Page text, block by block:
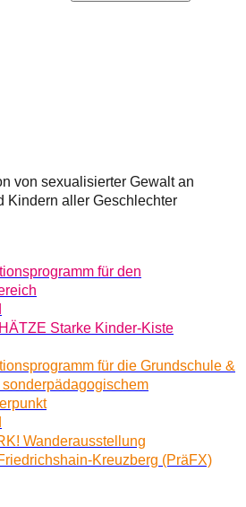
von sexualisierter Gewalt an
Kindern aller Geschlechter
für den
Starke Kinder-Kiste
für die Grundschule &
Wanderausstellung
Kreuzberg (PräFX)